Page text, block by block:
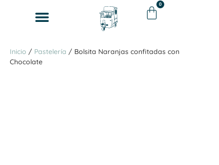
0
Inicio / Pastelería / Bolsita Naranjas confitadas con
Chocolate